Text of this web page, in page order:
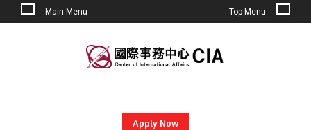
Main Menu Top Menu
Apply Now